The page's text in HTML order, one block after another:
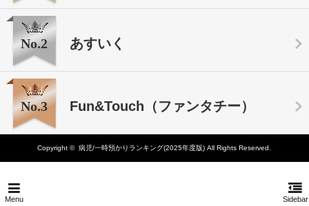
Menu Sidebar
No.2 あすいく
No.3 Fun&Touch（ファンタチー）
Copyright ©病児/一時預かりランキング(2025年度版) All Rights Reserved.